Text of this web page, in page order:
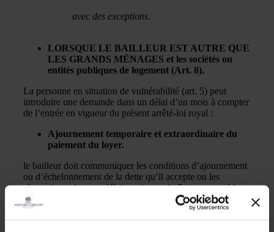
avec des exceptions.
LORSQUE LE BAILLEUR EST AUTRE QUE
LES GRANDS MÉNAGES et les sociétés ou
entités publiques de logement (Art. 8).
La personne en situation de vulnérabilité (art. 5) peut
introduire une demande dans un délai d’un mois à compter
de l’entrée en vigueur du présent arrêté-loi royal :
Ajournement temporaire et extraordinaire du
paiement du loyer.
le bailleur doit communiquer les conditions d’ajournement
ou d’échelonnement de la dette qu’il accepte ou les
alternatives, dans un délai maximum de 7 jours ouvrables.
programme d’AIDE
FINANCIÈRE TRANSITOIRE réglementé par l’article 9 de l’arrêté royal.cès au